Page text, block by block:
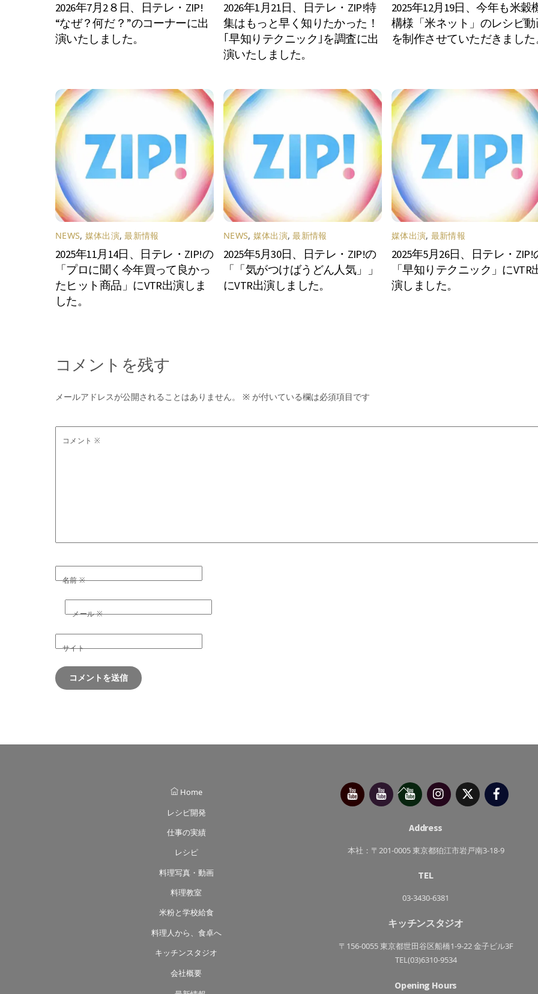
2026年7月2８日、日テレ・ZIP!
“なぜ？何だ？”のコーナーに出
演いたしました。
2026年1月21日、日テレ・ZIP!特
集はもっと早く知りたかった！
｢早知りテクニック｣を調査に出
演いたしました。
2025年12月19日、今年も米穀
構様「米ネット」のレシピ動
を制作させていただきました
NEWS, 媒体出演,最新情報
2025年11月14日、日テレ・ZIP!の
「プロに聞く今年買って良かっ
たヒット商品」にVTR出演しま
した。
NEWS, 媒体出演,最新情報
2025年5月30日、日テレ・ZIP!の
「「気がつけばうどん人気」」
にVTR出演しました。
媒体出演, 最新情報
2025年5月26日、日テレ・ZIP!
「早知りテクニック」にVTR
演しました。
コメントを残す
メールアドレスが公開されることはありません。 ※ が付いている欄は必須項目です
コメント※
名前※
メール※
サイト
Back
To
Home
レシピ開発
仕事の実績
レシピ
料理写真・動画
料理教室
米粉と学校給食
料理人から、食卓へ
キッチンスタジオ
会社概要
今
別
府
べ
っ
ぷ
べ
っ
ぷ
き
ん
InstagramX（旧
Twitter）
Address
本社：〒201-0005 東京都狛江市岩戸南3-18-9
TEL
03-3430-6381
キッチンスタジオ
〒156-0055 東京都世田谷区船橋1-9-22 金子ビル3F
TEL(03)6310-9534
Opening Hours